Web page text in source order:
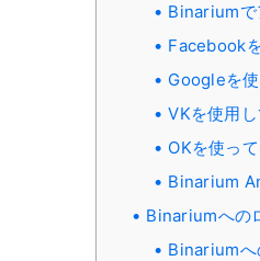
Binariumで
Facebook
Googleを
VKを使用
OKを使っ
Binarium
Binariumへの
Binariumへ